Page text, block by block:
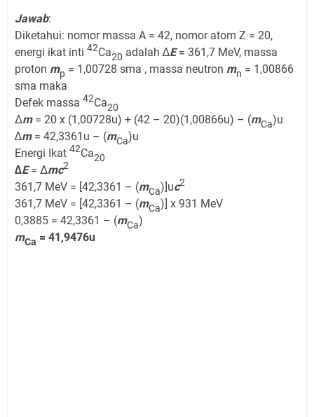
Jawab:
Diketahui: nomor massa A = 42, nomor atom Z = 20,
energi ikat inti 42Ca20 adalah ∆E= 361,7 MeV, massa
proton mp = 1,00728 sma , massa neutron mn = 1,00866
sma maka
Defek massa 42Ca20
Δm= 20 x (1,00728u) + (42 – 20)(1,00866u) – (mCa)u
∆m = 42,3361u – (mCa)u
Energi Ikat 42Ca20
∆E= Δmc2
361,7 MeV = [42,3361 – (mCa)]uc2
361,7 MeV = [42,3361 – (mCa)] x 931 MeV
0,3885 = 42,3361 – (mCa)
mCa = 41,9476u